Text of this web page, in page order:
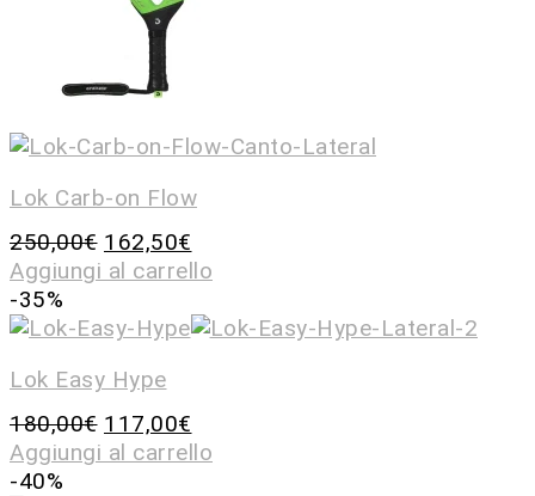
Lok Carb-on Flow
250,00€ 162,50€
Aggiungi al carrello
-35%
Lok Easy Hype
180,00€ 117,00€
Aggiungi al carrello
-40%